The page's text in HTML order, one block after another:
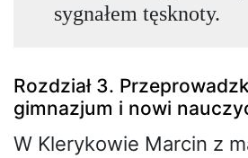
sygnałem tęsknoty.
Rozdział 3.
gimnazjum i nowi
W Klerykowie Marcin z